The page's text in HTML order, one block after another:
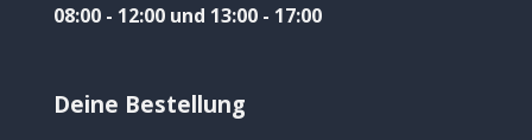
08:00 - 12:00 und 13:00 - 17:00
Deine Bestellung